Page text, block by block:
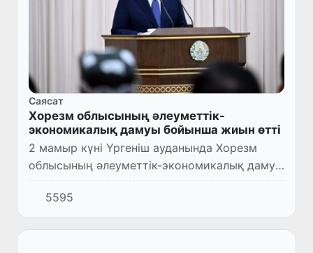
Саясат
Хорезм облысының әлеуметтік-
экономикалық дамуы бойынша жиын өтті
2 мамыр күні Үргеніш ауданында Хорезм
облысының әлеуметтік-экономикалық дамуы
бойынша басым бағыттарды талқылауға
арналған жиын өтті.
5595